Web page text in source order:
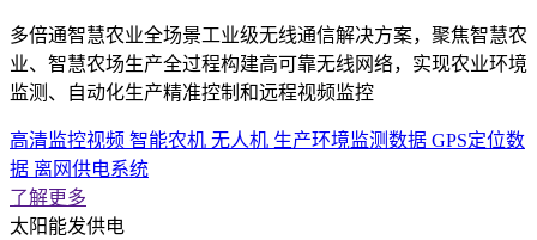
多倍通智慧农业全场景工业级无线通信解决方案，聚焦智慧农
业、智慧农场生产全过程构建高可靠无线网络，实现农业环境
监测、自动化生产精准控制和远程视频监控
高清监控视频 智能农机 无人机 生产环境监测数据 GPS定位数
据 离网供电系统
了解更多
太阳能发供电